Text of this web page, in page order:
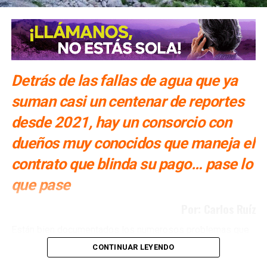
También lee:CURP biométrica podría apoyar en la
búsqueda de personas desaparecidas: José Luis
Fernández
ARTÍCULOS RELACIONADOS: DESAPARECIDA
FGESLP
Gallardo estudia reactivar FIDECO
NO TE PIERDAS
Último día para entregar documentos a la
Universidad Rosario Castellanos en SLP
Detrás de las fallas de agua que ya
suman casi un centenar de reportes
desde 2021, hay un consorcio con
dueños muy conocidos que maneja el
contrato que blinda su pago… pase lo
que pase
ha tenido San Luis Potosí con la Presa El Realito, un
proyecto diseñado para surtir de agua a alrededor de 46
CONTINUAR LEYENDO